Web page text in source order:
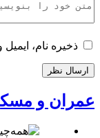
ذخیره نام،
عمران و